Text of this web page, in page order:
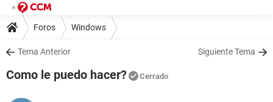
Foros Windows
Tema Anterior Siguiente Tema
Como le puedo hacer? Cerrado